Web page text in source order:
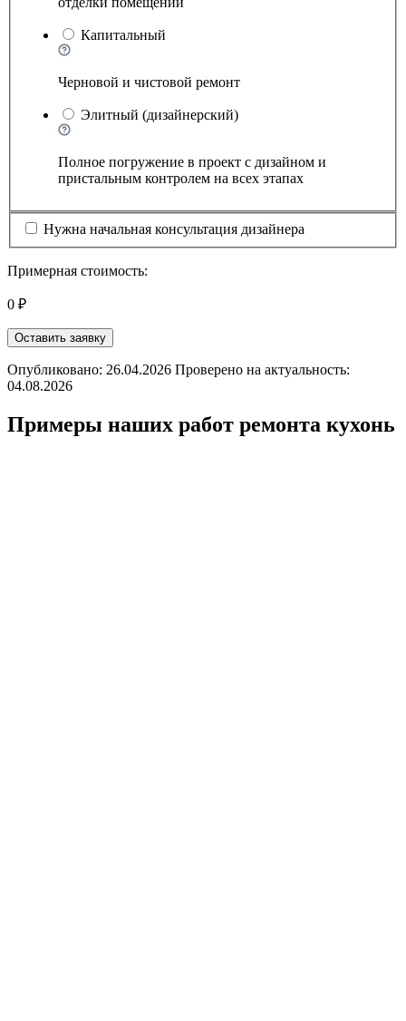
Капитальный
Черновой и чистовой ремонт
Элитный (дизайнерский)
Полное погружение в проект с дизайном и
пристальным контролем на всех этапах
Нужна начальная консультация дизайнера
Примерная стоимость:
0 ₽
Оставить заявку
Опубликовано: 26.04.2026 Проверено на актуальность:
04.08.2026
Примеры наших работ ремонта кухонь